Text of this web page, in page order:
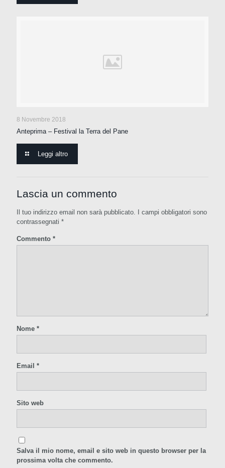
8 Novembre 2018
Anteprima – Festival la Terra del Pane
Leggi altro
Lascia un commento
Il tuo indirizzo email non sarà pubblicato.
I campi obbligatori sono
contrassegnati *
Commento *
Nome *
Email *
Sito web
Salva il mio nome, email e sito web in questo browser per la
prossima volta che commento.